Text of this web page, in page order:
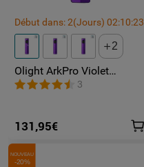
Début dans:2(Jours) 02:10:23
2
Olight ArkPro Violet
Nébuleuse | Lampe Torche
Rechargeable 1500
3
131,95€
NOUVEAU
-20%